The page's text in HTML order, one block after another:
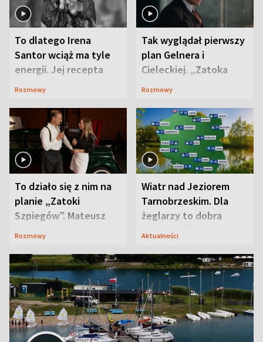
To dlatego Irena
Santor wciąż ma tyle
energii. Jej recepta
jest zaskakująco
Rozmowy
Tak wyglądał pierwszy
plan Gelnera i
Cieleckiej. „Zatoka
szpiegów” od razu ich
Rozmowy
To działo się z nim na
planie „Zatoki
Szpiegów”. Mateusz
Janicki odsłonił
Rozmowy
Wiatr nad Jeziorem
Tarnobrzeskim. Dla
żeglarzy to dobra
wiadomość
Aktualności